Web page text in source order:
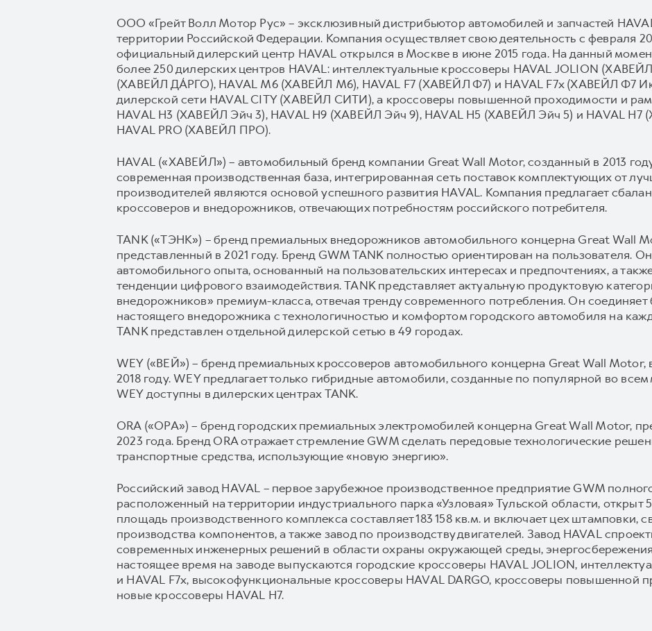
ООО «Грейт Волл Мотор Рус» – эксклюзивный дистрибьютор автомобилей и запчастей
территории Российской Федерации. Компания осуществляет свою деятельность с февраля
официальный дилерский центр HAVAL открылся в Москве в июне 2015 года. На данный
более 250 дилерских центров HAVAL: интеллектуальные кроссоверы HAVAL JOLION
(ХАВЕЙЛ ДА́РГО), HAVAL М6 (ХАВЕЙЛ M6), HAVAL F7 (ХАВЕЙЛ Ф7) и HAVAL F7x (ХАВЕЙЛ Ф7
дилерской сети HAVAL CITY (ХАВЕЙЛ СИТИ), а кроссоверы повышенной проходимости и
HAVAL H3 (ХАВЕЙЛ Эйч 3), HAVAL H9 (ХАВЕЙЛ Эйч 9), HAVAL H5 (ХАВЕЙЛ Эйч 5) и HAVAL H7
HAVAL PRO (ХАВЕЙЛ ПРО).
HAVAL («ХАВЕЙЛ») – автомобильный бренд компании Great Wall Motor, созданный в 2013
современная производственная база, интегрированная сеть поставок комплектующих от
производителей являются основой успешного развития HAVAL. Компания предлагает
кроссоверов и внедорожников, отвечающих потребностям российского потребителя.
TANK («ТЭНК») – бренд премиальных внедорожников автомобильного концерна Great Wall
представленный в 2021 году. Бренд GWM TANK полностью ориентирован на пользователя.
автомобильного опыта, основанный на пользовательских интересах и предпочтениях, а
тенденции цифрового взаимодействия. TANK представляет актуальную продуктовую
внедорожников» премиум-класса, отвечая тренду современного потребления. Он
настоящего внедорожника с технологичностью и комфортом городского автомобиля на
TANK представлен отдельной дилерской сетью в 49 городах.
WEY («ВЕЙ») – бренд премиальных кроссоверов автомобильного концерна Great Wall Motor,
2018 году. WEY предлагает только гибридные автомобили, созданные по популярной во
WEY доступны в дилерских центрах TANK.
ORA («ОРА») – бренд городских премиальных электромобилей концерна Great Wall Motor,
2023 года. Бренд ORA отражает стремление GWM сделать передовые технологические
транспортные средства, использующие «новую энергию».
Российский завод HAVAL – первое зарубежное производственное предприятие GWM
расположенный на территории индустриального парка «Узловая» Тульской области, открыт
площадь производственного комплекса составляет 183 158 кв.м. и включает цех штамповки,
производства компонентов, а также завод по производству двигателей. Завод HAVAL
современных инженерных решений в области охраны окружающей среды,
настоящее время на заводе выпускаются городские кроссоверы HAVAL JOLION,
и HAVAL F7x, высокофункциональные кроссоверы HAVAL DARGO, кроссоверы повышенной
новые кроссоверы HAVAL H7.